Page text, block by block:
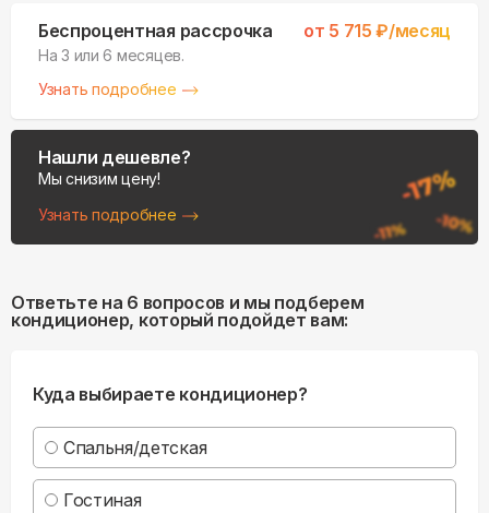
Беспроцентная рассрочка от 5 715 ₽/месяц
На 3 или 6 месяцев.
Узнать подробнее
Нашли дешевле?
Мы снизим цену!
Узнать подробнее
Ответьте на 6 вопросов и мы подберем
кондиционер, который подойдет вам:
Куда выбираете кондиционер?
Спальня/детская
Гостиная